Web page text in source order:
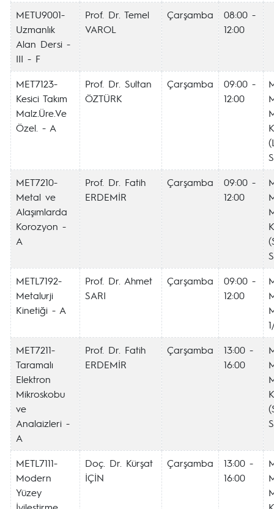
METU9001-
Uzmanlık
Alan Dersi -
III - F
Prof. Dr. Temel
VAROL
Çarşamba
08:00 -
12:00
MET7123-
Kesici Takım
Malz.Üre.Ve
Özel. - A
Prof. Dr. Sultan
ÖZTÜRK
Çarşamba
09:00 -
12:00
MET7210-
Metal ve
Alaşımlarda
Korozyon -
A
Prof. Dr. Fatih
ERDEMİR
Çarşamba
09:00 -
12:00
METL7192-
Metalurji
Kinetiği - A
Prof. Dr. Ahmet
SARI
Çarşamba
09:00 -
12:00
MET7211-
Taramalı
Elektron
Mikroskobu
ve
Analaizleri -
A
Prof. Dr. Fatih
ERDEMİR
Çarşamba
13:00 -
16:00
METL7111-
Modern
Yüzey
Doç. Dr. Kürşat
İÇİN
Çarşamba
13:00 -
16:00